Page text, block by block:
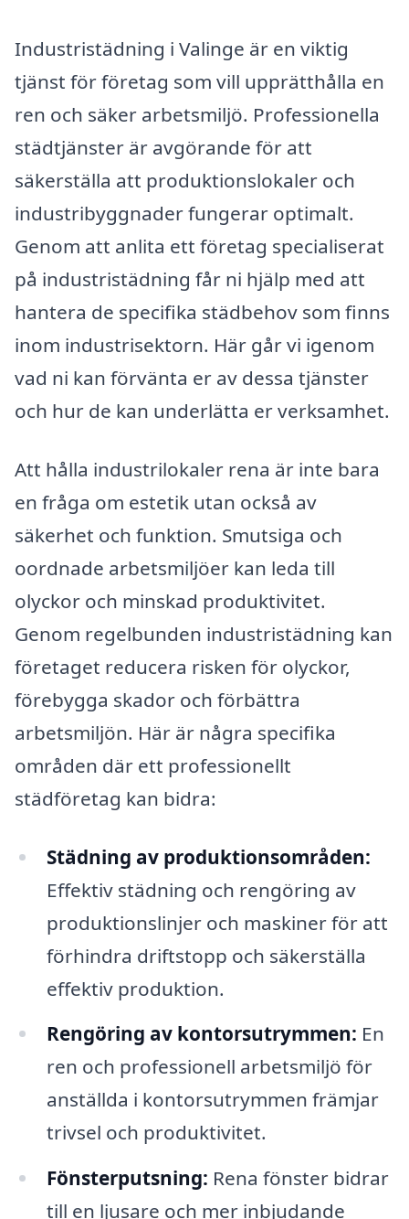
Industristädning i Valinge är en viktig
tjänst för företag som vill upprätthålla en
ren och säker arbetsmiljö. Professionella
städtjänster är avgörande för att
säkerställa att produktionslokaler och
industribyggnader fungerar optimalt.
Genom att anlita ett företag specialiserat
på industristädning får ni hjälp med att
hantera de specifika städbehov som finns
inom industrisektorn. Här går vi igenom
vad ni kan förvänta er av dessa tjänster
och hur de kan underlätta er verksamhet.
Att hålla industrilokaler rena är inte bara
en fråga om estetik utan också av
säkerhet och funktion. Smutsiga och
oordnade arbetsmiljöer kan leda till
olyckor och minskad produktivitet.
Genom regelbunden industristädning kan
företaget reducera risken för olyckor,
förebygga skador och förbättra
arbetsmiljön. Här är några specifika
områden där ett professionellt
städföretag kan bidra:
Städning av produktionsområden:
Effektiv städning och rengöring av
produktionslinjer och maskiner för att
förhindra driftstopp och säkerställa
effektiv produktion.
Rengöring av kontorsutrymmen: En
ren och professionell arbetsmiljö för
anställda i kontorsutrymmen främjar
trivsel och produktivitet.
Fönsterputsning: Rena fönster bidrar
till en ljusare och mer inbjudande